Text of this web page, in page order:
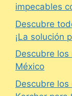
impecables
Descubre
¡La solución
Descubre los
México
Descubre